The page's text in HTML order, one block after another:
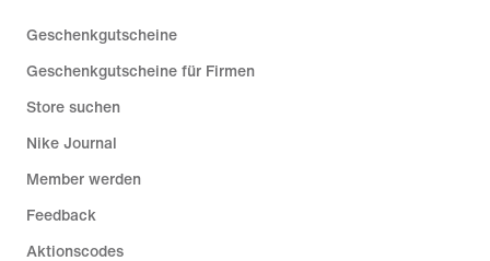
Geschenkgutscheine
Geschenkgutscheine für Firmen
Store suchen
Nike Journal
Member werden
Feedback
Aktionscodes